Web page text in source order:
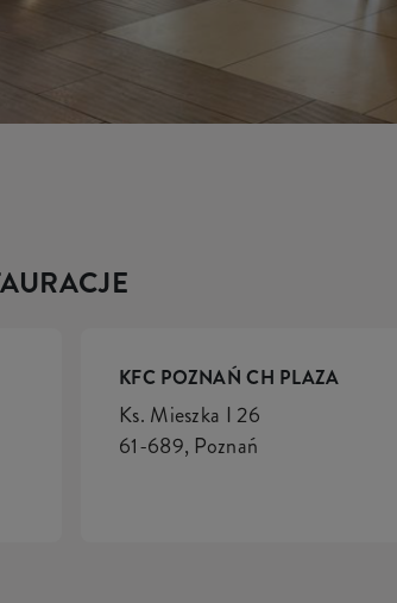
KFC POZNAŃ CH PLAZA
Ks. Mieszka I 26
61-689, Poznań